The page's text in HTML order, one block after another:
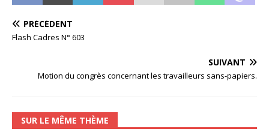
PRÉCÉDENT
Flash Cadres N° 603
SUIVANT
Motion du congrès concernant les travailleurs sans-papiers.
SUR LE MÊME THÈME